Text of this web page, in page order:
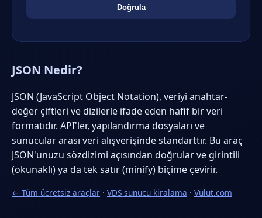
Doğrula
JSON Nedir?
JSON (JavaScript Object Notation), veriyi anahtar-
değer çiftleri ve dizilerle ifade eden hafif bir veri
formatıdır. API'ler, yapılandırma dosyaları ve
sunucular arası veri alışverişinde standarttır. Bu araç
JSON'unuzu sözdizimi açısından doğrular ve girintili
(okunaklı) ya da tek satır (minify) biçime çevirir.
← Tüm ücretsiz araçlar · VDS sunucu kiralama · Vulut.com